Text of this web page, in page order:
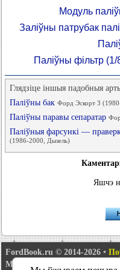
Модуль
Заліўны патрубак
Паліўны фільтр
Глядзіце іншыя падобныя
Паліўны бак Форд Эскорт 3
Паліўны паравы сепаратар
Паліўныя фарсункі —
(1986-2000, Дызель)
Яшчэ
FordBook.ru © 2014-2026 •
Мапа сайту